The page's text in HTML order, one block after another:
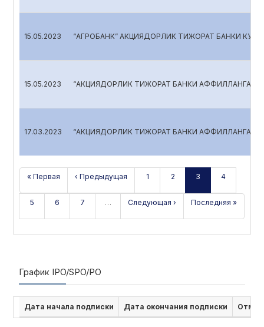
15.05.2023 “АГРОБАНК” АКЦИЯДОРЛИК ТИЖОРАТ БАНКИ
15.05.2023 “АКЦИЯДОРЛИК ТИЖОРАТ БАНКИ АФФИЛЛАНГАН
17.03.2023 “АКЦИЯДОРЛИК ТИЖОРАТ БАНКИ АФФИЛЛАНГАН
« Первая ‹ Предыдущая 1 2 3 4
5 6 7 … Следующая › Последняя »
График IPO/SPO/PO
Дата начала подписки Дата окончания подписки